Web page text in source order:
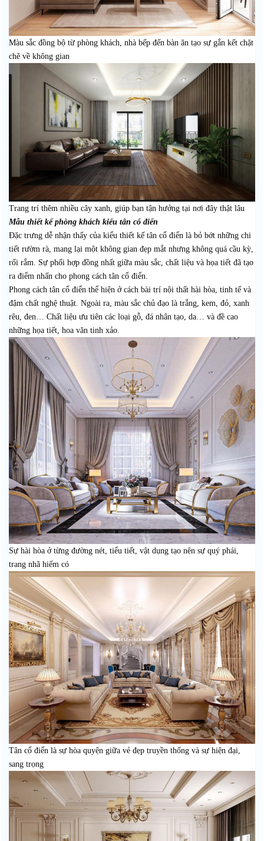
Màu sắc đồng bộ từ phòng khách, nhà bếp đến bàn ăn tạo sự gắn kết chặt
chẽ về không gian
Trang trí thêm nhiều cây xanh, giúp bạn tận hưởng tại nơi đây thật lâu
Mẫu thiết kế phòng khách kiểu tân cổ điển
Đặc trưng dễ nhận thấy của kiểu thiết kế tân cổ điển là bỏ bớt những chi
tiết rườm rà, mang lại một không gian đẹp mắt nhưng không quá cầu kỳ,
rối rắm. Sự phối hợp đồng nhất giữa màu sắc, chất liệu và họa tiết đã tạo
ra điểm nhấn cho phong cách tân cổ điển.
Phong cách tân cổ điển thể hiện ở cách bài trí nội thất hài hòa, tinh tế và
đậm chất nghệ thuật. Ngoài ra, màu sắc chủ đạo là trắng, kem, đỏ, xanh
rêu, đen… Chất liệu ưu tiên các loại gỗ, đá nhân tạo, da… và đề cao
những họa tiết, hoa văn tinh xảo.
Sự hài hòa ở từng đường nét, tiểu tiết, vật dụng tạo nên sự quý phái,
trang nhã hiếm có
Tân cổ điển là sự hòa quyện giữa vẻ đẹp truyền thống và sự hiện đại,
sang trọng